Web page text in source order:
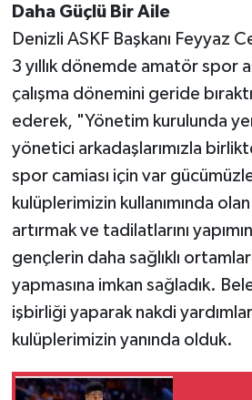
Daha Güçlü Bir Aile
Denizli ASKF Başkanı Feyyaz
3 yıllık dönemde amatör spor
çalışma dönemini geride
ederek, "Yönetim kurulunda
yönetici arkadaşlarımızla
spor camiası için var
kulüplerimizin kullanımında olan
artırmak ve tadilatlarını
gençlerin daha sağlıklı
yapmasına imkan sağladık.
işbirliği yaparak nakdi
kulüplerimizin yanında olduk.